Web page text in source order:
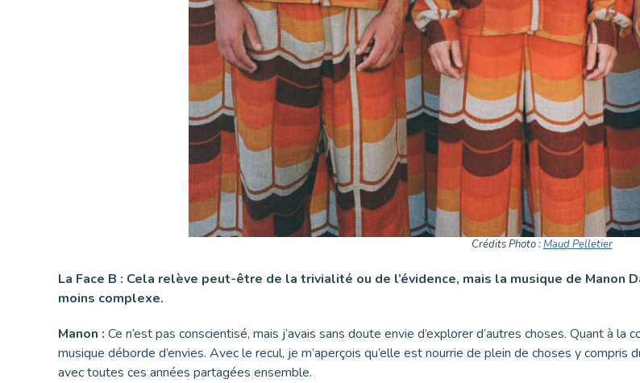
Crédits Photo :Maud Pelletier
La Face B : Cela relève peut-être de la trivialité ou de l’évidence, mais la musique de
moins complexe.
Manon : Ce n’est pas conscientisé, mais j’avais sans doute envie d’explorer d’autres choses. Quant à
musique déborde d’envies. Avec le recul, je m’aperçois qu’elle est nourrie de plein de choses y compris
avec toutes ces années partagées ensemble.